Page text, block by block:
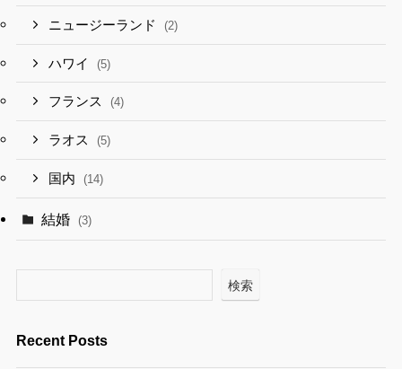
ニュージーランド (2)
ハワイ (5)
フランス (4)
ラオス (5)
国内 (14)
結婚 (3)
検索
Recent Posts